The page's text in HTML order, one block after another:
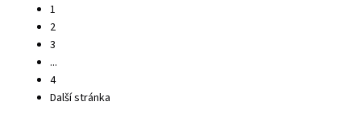
1
2
3
...
4
Další stránka